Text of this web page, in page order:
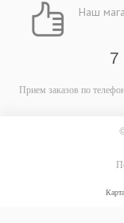
Наш
7
Прием заказов по